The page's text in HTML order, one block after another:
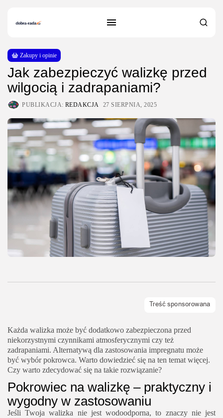
Zakupy i opinie
Jak zabezpieczyć walizkę przed
wilgocią i zadrapaniami?
PUBLIKACJA: REDAKCJA 27 SIERPNIA, 2025
Każda walizka może być dodatkowo zabezpieczona przed
niekorzystnymi czynnikami atmosferycznymi czy też
zadrapaniami. Alternatywą dla zastosowania impregnatu może
być wybór pokrowca. Warto dowiedzieć się na ten temat więcej.
Czy warto zdecydować się na takie rozwiązanie?
Pokrowiec na walizkę – praktyczny i
wygodny w zastosowaniu
Jeśli Twoja walizka nie jest wodoodporna, to znaczy nie jest